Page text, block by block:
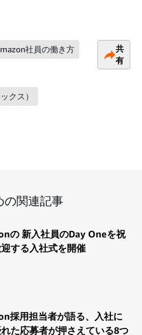
社員の働き方
クス）
共
有
の関連記事
の 新入社員のDay Oneを祝
する入社式を開催
採用担当者が語る、入社に
た応募者が押さえている8つ